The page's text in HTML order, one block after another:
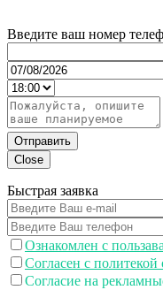
Введите ваш номер
Отправить
Close
Быстрая заявка
Ознакомлен с
Согласен с
Согласие на